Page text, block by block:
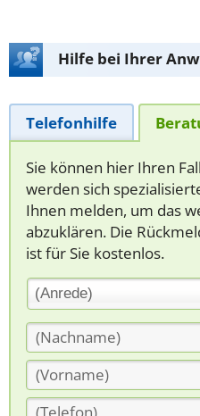
Hilfe bei Ihrer
Telefonhilfe
Sie können hier Ihren
werden sich
Ihnen melden, um das
abzuklären. Die
ist für Sie kostenlos.
(Anrede)